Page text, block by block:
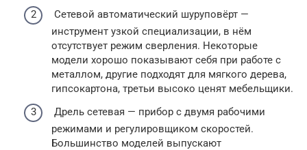
Сетевой автоматический шуруповёрт —
инструмент узкой специализации, в нём
отсутствует режим сверления. Некоторые
модели хорошо показывают себя при работе с
металлом, другие подходят для мягкого дерева,
гипсокартона, третьи высоко ценят мебельщики.
Дрель сетевая — прибор с двумя рабочими
режимами и регулировщиком скоростей.
Большинство моделей выпускают